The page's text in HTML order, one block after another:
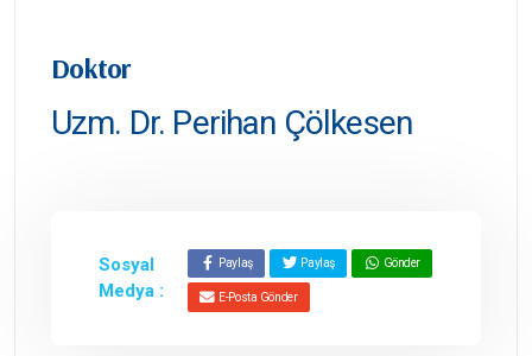
Doktor
Uzm. Dr. Perihan Çölkesen
Sosyal
Medya :
Paylaş Paylaş Gönder
E-Posta Gönder